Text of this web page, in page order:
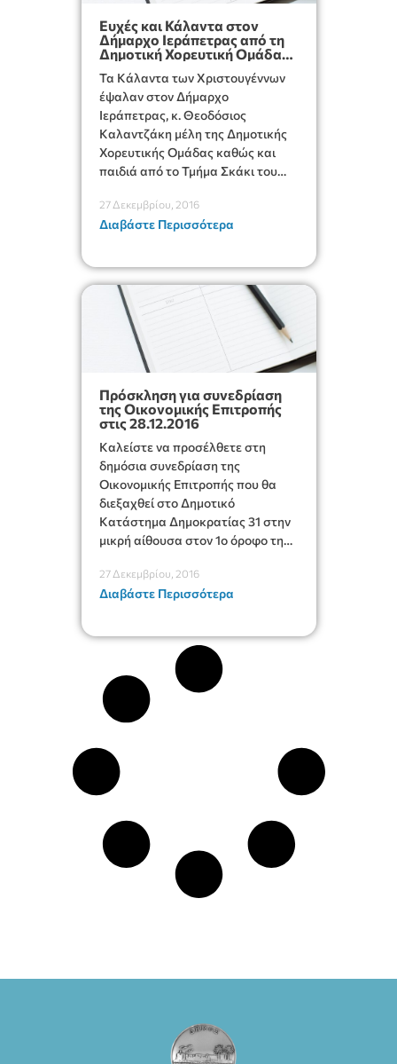
Ευχές και Κάλαντα στον
Δήμαρχο Ιεράπετρας από τη
Δημοτική Χορευτική Ομάδα
τμήματος Σκάκι
Τα Κάλαντα των Χριστουγέννων
έψαλαν στον Δήμαρχο
Ιεράπετρας, κ. Θεοδόσιος
Καλαντζάκη μέλη της Δημοτικής
Χορευτικής Ομάδας καθώς και
παιδιά από το Τμήμα Σκάκι του
27 Δεκεμβρίου, 2016
Διαβάστε Περισσότερα
Πρόσκληση για συνεδρίαση
της Οικονομικής Επιτροπής
στις 28.12.2016
Καλείστε να προσέλθετε στη
δημόσια συνεδρίαση της
Οικονομικής Επιτροπής που θα
διεξαχθεί στο Δημοτικό
Κατάστημα Δημοκρατίας 31 στην
μικρή αίθουσα στον 1ο όροφο την
2016, ημέρα Τετάρτη και ώρα
8.30.
27 Δεκεμβρίου, 2016
Διαβάστε Περισσότερα